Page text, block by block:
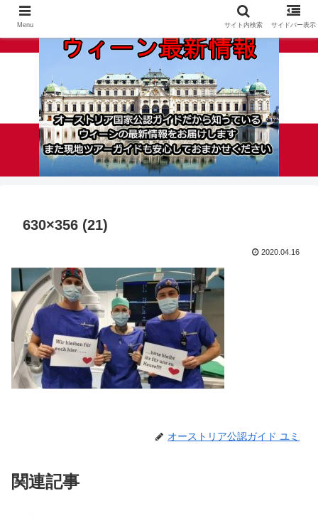
630×356 (21)
2020.04.16
オーストリア公認ガイド ユミ
関連記事
Menu サイト内検索 サイドバー表示